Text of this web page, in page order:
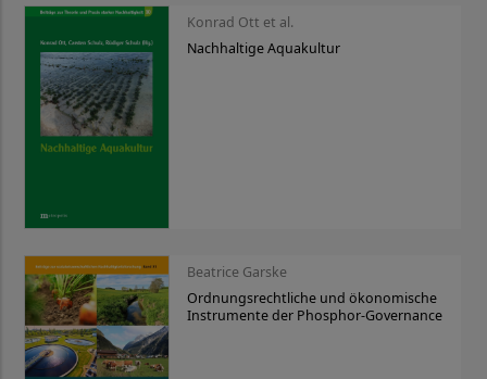
Konrad Ott et al.
Nachhaltige Aquakultur
Beatrice Garske
Ordnungsrechtliche und ökonomische
Instrumente der Phosphor-Governance